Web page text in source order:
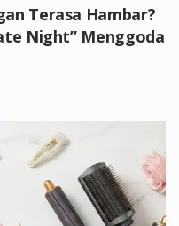
Terasa Hambar?
Night” Menggoda